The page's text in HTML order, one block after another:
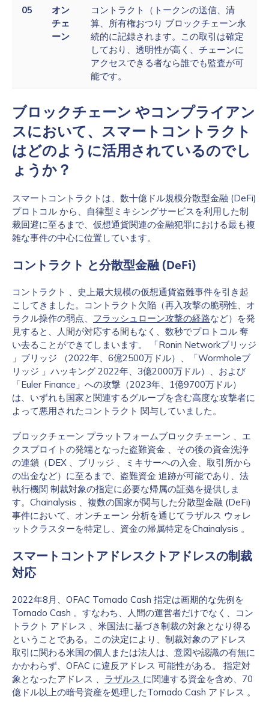
05
オン
チェ
ーン
コントラクト（トークンの送信、清
算、所有権おつり ブロックチェーン永
続的に記録されます。この取引は確定
しており、透明性が高く、チェーンに
アクセスできる者なら誰でも監査が可
能です。
ブロックチェーン やコンプライアン
スにおいて、スマートコントラクト
はどのように活用されているのでし
ょうか？
スマートコントラクトは、数十億ドル規模分散型金融 (DeFi)
プロトコル から、自律型ミキシングサービスを利用した制
裁回避に至るまで、仮想通貨関連の金融犯罪における最も複
雑な事件の中心に位置しています。
コントラクト と分散型金融 (DeFi)
コントラクト 、史上最大規模の仮想通貨盗難事件を引き起
こしてきました。コントラクト欠陥（再入攻撃の脆弱性、オ
ラクル操作の弱点、 フラッシュローン攻撃の経路など）を発
見すると、人間が対応する間もなく、数秒でプロトコル 奪
い去ることができてしまいます。 「Ronin Networkブリッジ
」ブリッジ （2022年、6億2500万ドル）、「Wormholeブ
リッジ 」ハッキング 2022年、3億2000万ドル）、および
「Euler Finance」への攻撃（2023年、1億9700万ドル）
は、いずれも国家と関連するグループを含む高度な攻撃者に
よって悪用されたコントラクト 関与していました。
ブロックチェーン プラットフォームブロックチェーン 、エ
クスプロイトの発端となった盗難資金 、その後の資金洗浄
の連鎖（DEX 、ブリッジ 、ミキサーへの入金、取引所から
の出金など）に至るまで、盗難資金 追跡が可能であり、法
執行機関 制裁対象の指定に必要な帰属の証拠を提供しま
す。Chainalysis 、複数の国家が関与した分散型金融 (DeFi)
事件において、オンチェーン 分析を通じてラザルス ウォレ
ットクラスターを特定し、資金の帰属特定をChainalysis 。
スマートコントアドレスクトアドレスの制裁
対応
2022年8月、OFAC Tornado Cash 指定は画期的な先例を
Tornado Cash 。すなわち、人間の運営者だけでなく、コン
トラクト アドレス 、米国法に基づき制裁の対象となり得る
ということである。この決定により、制裁対象のアドレス
取引に関わる米国の個人または法人は、意図や認識の有無に
かかわらず、OFAC に違反アドレス 可能性がある。 指定対
象となったアドレス 、 ラザルス に関連する資金を含め、70
億ドル以上の暗号資産を処理したTornado Cash アドレス 。